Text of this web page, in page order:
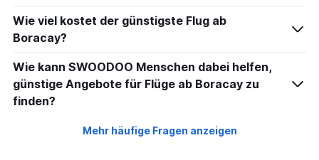
Wie viel kostet der günstigste Flug ab
Boracay?
Wie kann SWOODOO Menschen dabei helfen,
günstige Angebote für Flüge ab Boracay zu
finden?
Mehr häufige Fragen anzeigen